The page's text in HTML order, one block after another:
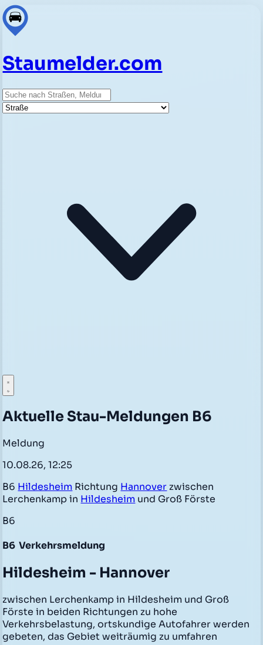
Staumelder.com
Suche
Straße
Aktuelle Stau-Meldungen B6
Meldung
10.08.26, 12:25
B6 Hildesheim Richtung Hannover zwischen
Lerchenkamp in Hildesheim und Groß Förste
B6
B6 Verkehrsmeldung
Hildesheim - Hannover
zwischen Lerchenkamp in Hildesheim und Groß
Förste in beiden Richtungen zu hohe
Verkehrsbelastung, ortskundige Autofahrer werden
gebeten, das Gebiet weiträumig zu umfahren